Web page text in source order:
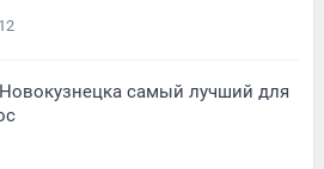
12
самый лучший для